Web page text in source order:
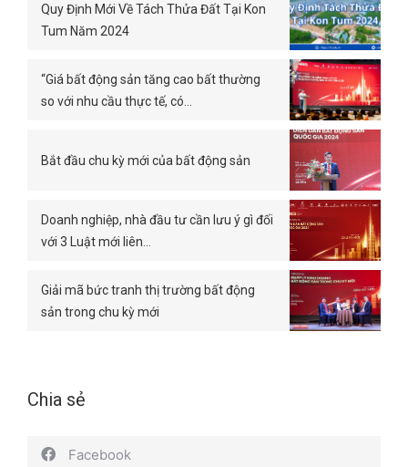
Quy Định Mới Về Tách Thửa Đất Tại Kon
Tum Năm 2024
“Giá bất động sản tăng cao bất thường
so với nhu cầu thực tế, có…
Bắt đầu chu kỳ mới của bất động sản
Doanh nghiệp, nhà đầu tư cần lưu ý gì đối
với 3 Luật mới liên…
Giải mã bức tranh thị trường bất động
sản trong chu kỳ mới
Chia sẻ
Facebook